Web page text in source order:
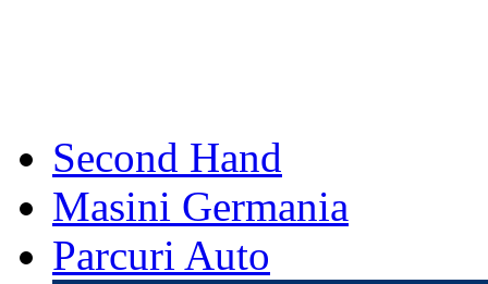
Second Hand
Masini Germania
Parcuri Auto